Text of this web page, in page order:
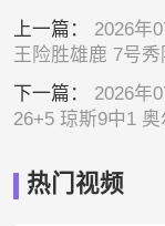
上一篇： 2026年
王险胜雄鹿 7号
下一篇： 2026年
26+5 琼斯9中1
热门视频